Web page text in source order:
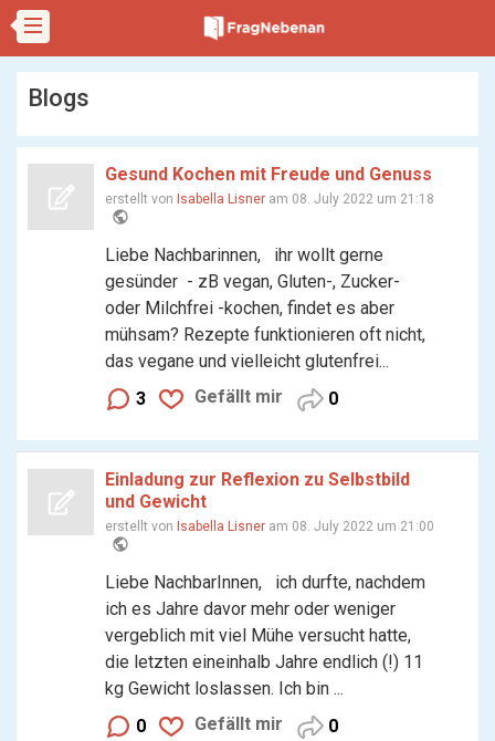
Blogs
Gesund Kochen mit Freude und Genuss
erstellt von Isabella Lisner am 08. July 2022 um 21:18
public
Liebe Nachbarinnen, ihr wollt gerne
gesünder - zB vegan, Gluten-, Zucker-
oder Milchfrei -kochen, findet es aber
mühsam? Rezepte funktionieren oft nicht,
das vegane und vielleicht glutenfrei...
3
Gefällt mir 0
Einladung zur Reflexion zu Selbstbild
und Gewicht
erstellt von Isabella Lisner am 08. July 2022 um 21:00
public
Liebe NachbarInnen, ich durfte, nachdem
ich es Jahre davor mehr oder weniger
vergeblich mit viel Mühe versucht hatte,
die letzten eineinhalb Jahre endlich (!) 11
kg Gewicht loslassen. Ich bin ...
0
Gefällt mir 0